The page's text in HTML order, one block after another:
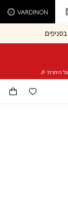
Vardinon